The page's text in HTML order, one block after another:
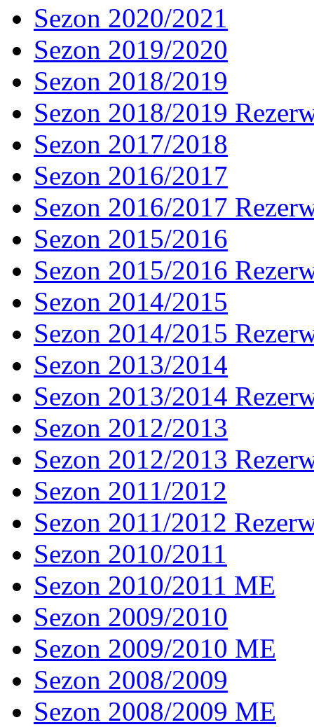
Sezon 2020/2021
Sezon 2019/2020
Sezon 2018/2019
Sezon 2018/2019
Sezon 2017/2018
Sezon 2016/2017
Sezon 2016/2017
Sezon 2015/2016
Sezon 2015/2016
Sezon 2014/2015
Sezon 2014/2015
Sezon 2013/2014
Sezon 2013/2014
Sezon 2012/2013
Sezon 2012/2013
Sezon 2011/2012
Sezon 2011/2012
Sezon 2010/2011
Sezon 2010/2011 ME
Sezon 2009/2010
Sezon 2009/2010 ME
Sezon 2008/2009
Sezon 2008/2009 ME